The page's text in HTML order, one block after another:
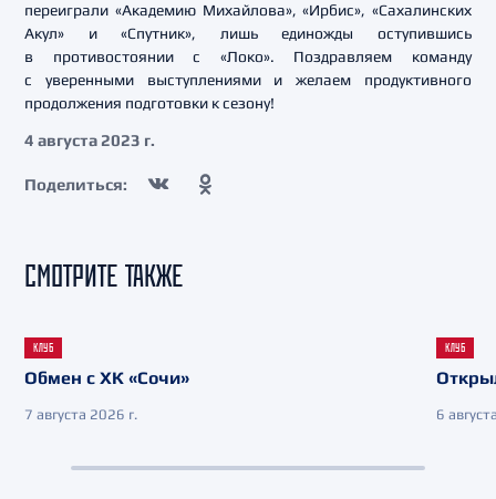
переиграли «Академию Михайлова», «Ирбис», «Сахалинских
Акул» и «Спутник», лишь единожды оступившись
в противостоянии с «Локо». Поздравляем команду
с уверенными выступлениями и желаем продуктивного
продолжения подготовки к сезону!
4 августа 2023 г.
Поделиться:
СМОТРИТЕ ТАКЖЕ
КЛУБ
Обмен с ХК «Сочи»
7 августа 2026 г.
КЛУБ
6